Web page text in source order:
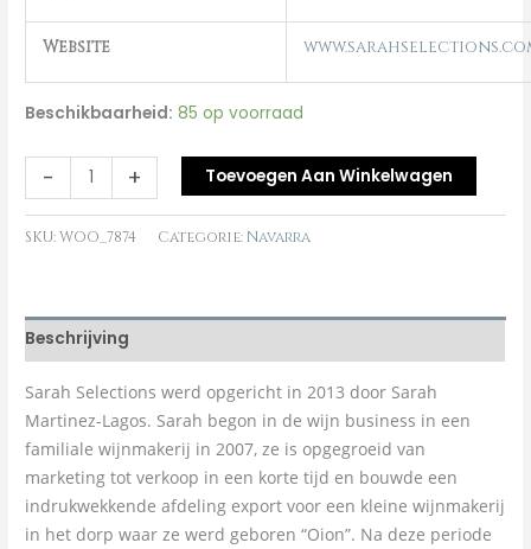
Website
Beschikbaarheid: 85 op voorraad
- + Toevoegen Aan Winkelwagen
SKU:WOO_7874 Categorie:Navarra
Beschrijving
Sarah Selections werd opgericht in 2013 door Sarah
Martinez-Lagos. Sarah begon in de wijn business in een
familiale wijnmakerij in 2007, ze is opgegroeid van
marketing tot verkoop in een korte tijd en bouwde een
indrukwekkende afdeling export voor een kleine wijnmakerij
in het dorp waar ze werd geboren “Oion”. Na deze periode